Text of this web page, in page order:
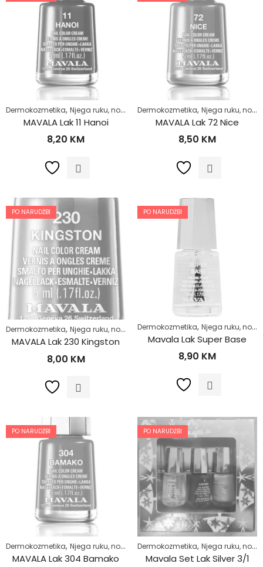
Dermokozmetika, Njega ruku, noktiju i stopala ,Njega tijela,Zdrav život
MAVALA Lak 11 Hanoi
8,20 KM
Dermokozmetika, Njega ruku, noktiju i stopala
MAVALA Lak 72 Nice
8,50 KM
PO NARUDŽBI
Dermokozmetika, Njega ruku, noktiju i stopala ,Njega tijela,Zdrav život
MAVALA Lak 230 Kingston
8,00 KM
PO NARUDŽBI
Dermokozmetika, Njega ruku, noktiju i stopala
Mavala Lak Super Base
8,90 KM
PO NARUDŽBI
Dermokozmetika, Njega ruku, noktiju i stopala ,Njega tijela,Zdrav život
MAVALA Lak 304 Bamako
PO NARUDŽBI
Dermokozmetika, Njega ruku, noktiju i stopala
Mavala Set Lak Silver 3/1